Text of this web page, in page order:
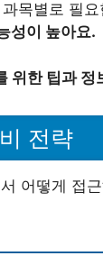
목별로 필
성이 높아요.
위한 팁과 정
전략
어떻게 접